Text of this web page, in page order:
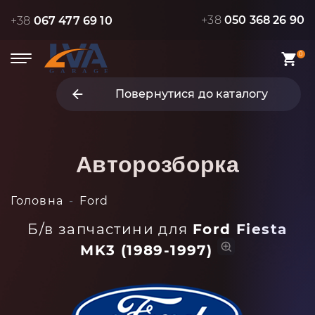
+38 067 477 69 10 +38 050 368 26 90
0
Повернутися до каталогу
Авторозборка
Головна Ford
Б/в запчастини для Ford Fiesta
MK3 (1989-1997)